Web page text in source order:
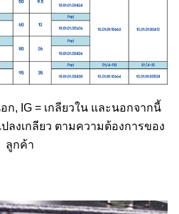
ก, IG = เกลียวใน และนอกจากนี้
ลงเกลียว ตามความต้องการของ
ลูกค้า